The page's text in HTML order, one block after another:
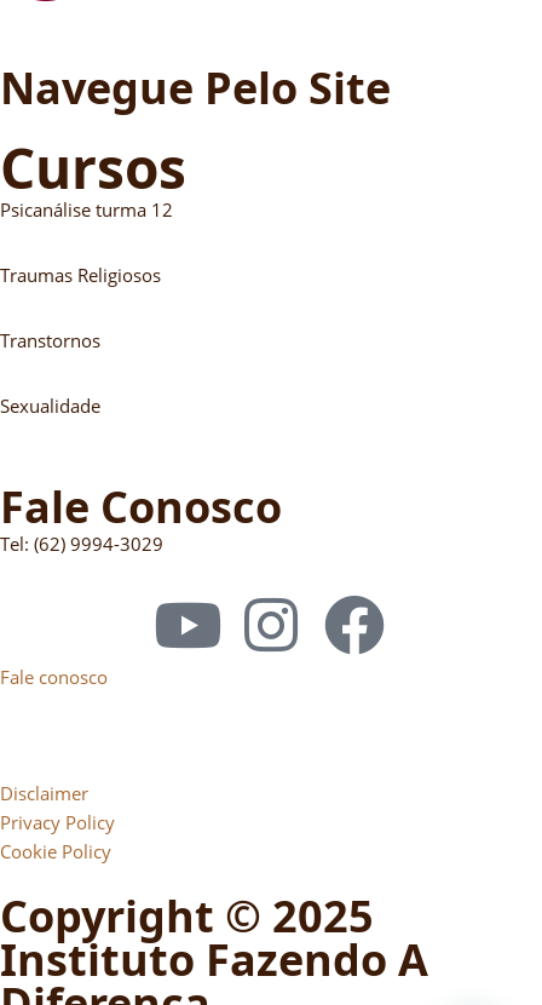
Navegue Pelo Site
Cursos
Psicanálise turma 12
Traumas Religiosos
Transtornos
Sexualidade
Fale Conosco
Tel: (62) 9994-3029
Fale conosco
Disclaimer
Privacy Policy
Cookie Policy
Copyright © 2025
Instituto Fazendo A